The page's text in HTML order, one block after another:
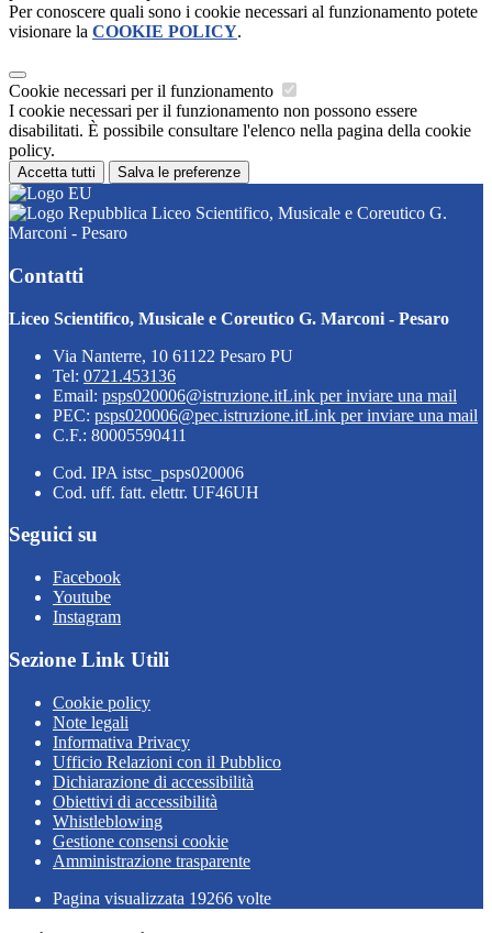
Per conoscere quali sono i cookie necessari al funzionamento potete
visionare la COOKIE POLICY.
Cookie necessari per il funzionamento
I cookie necessari per il funzionamento non possono essere
disabilitati. È possibile consultare l'elenco nella pagina della cookie
policy.
Accetta tutti Salva le preferenze
Liceo Scientifico, Musicale e Coreutico G.
Marconi - Pesaro
Contatti
Liceo Scientifico, Musicale e Coreutico G. Marconi - Pesaro
Via Nanterre, 10 61122 Pesaro PU
Tel: 0721.453136
Email: psps020006@istruzione.itLink per inviare una mail
PEC: psps020006@pec.istruzione.itLink per inviare una mail
C.F.: 80005590411
Cod. IPA istsc_psps020006
Cod. uff. fatt. elettr. UF46UH
Seguici su
Facebook
Youtube
Instagram
Sezione Link Utili
Cookie policy
Note legali
Informativa Privacy
Ufficio Relazioni con il Pubblico
Dichiarazione di accessibilità
Obiettivi di accessibilità
Whistleblowing
Gestione consensi cookie
Amministrazione trasparente
Pagina visualizzata 19266 volte